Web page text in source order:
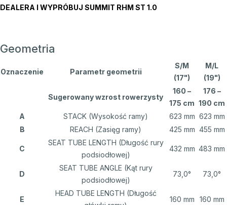
DEALERA I WYPRÓBUJ SUMMIT RHM ST 1.0
Geometria
Oznaczenie Parametr geometrii
S/M
(17")
M/L
(19")
Sugerowany wzrost rowerzysty
160 –
175 cm
176 –
190 cm
A
STACK (Wysokość ramy) 623 mm 623 mm
B
REACH (Zasięg ramy) 425 mm 455 mm
C
SEAT TUBE LENGTH (Długość rury
podsiodłowej)
432 mm 483 mm
D
SEAT TUBE ANGLE (Kąt rury
podsiodłowej)
73,0° 73,0°
E
HEAD TUBE LENGTH (Długość
160 mm 160 mm